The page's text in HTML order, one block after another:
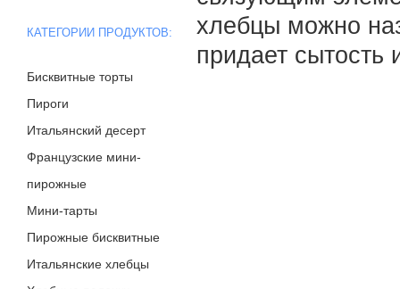
хлебцы можно
придает сытость
КАТЕГОРИИ ПРОДУКТОВ:
Бисквитные торты
Пироги
Итальянский десерт
Французские мини-
пирожные
Мини-тарты
Пирожные бисквитные
Итальянские хлебцы